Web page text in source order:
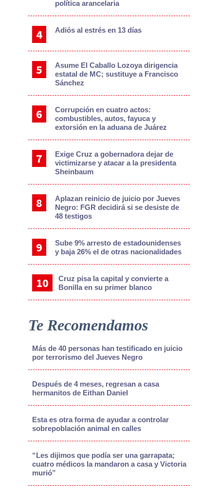
política arancelaria
Adiós al estrés en 13 días
Asume El Caballo Lozoya dirigencia
estatal de MC; sustituye a Francisco
Sánchez
Corrupción en cuatro actos:
combustibles, autos, fayuca y
extorsión en la aduana de Juárez
Exige Cruz a gobernadora dejar de
victimizarse y atacar a la presidenta
Sheinbaum
Aplazan reinicio de juicio por Jueves
Negro: FGR decidirá si se desiste de
48 testigos
Sube 9% arresto de estadounidenses
y baja 26% el de otras nacionalidades
Cruz pisa la capital y convierte a
Bonilla en su primer blanco
Te Recomendamos
Más de 40 personas han testificado en juicio
por terrorismo del Jueves Negro
Después de 4 meses, regresan a casa
hermanitos de Eithan Daniel
Esta es otra forma de ayudar a controlar
sobrepoblación animal en calles
“Les dijimos que podía ser una garrapata;
cuatro médicos la mandaron a casa y Victoria
murió”